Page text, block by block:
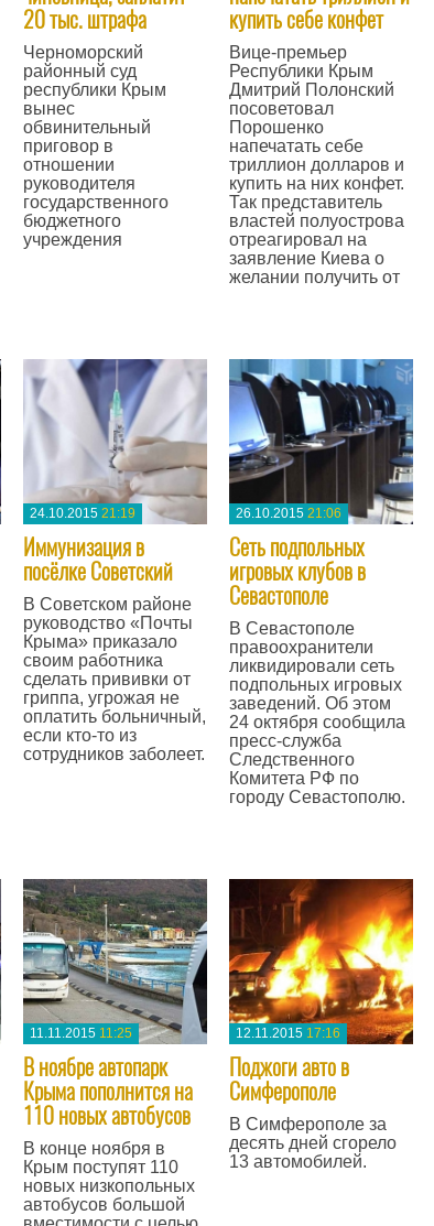
20 тыс. штрафа
Черноморский
районный суд
республики Крым
вынес
обвинительный
приговор в
отношении
руководителя
государственного
бюджетного
учреждения
купить себе конфет
Вице-премьер
Республики Крым
Дмитрий Полонский
посоветовал
Порошенко
напечатать себе
триллион долларов и
купить на них конфет.
Так представитель
властей полуострова
отреагировал на
заявление Киева о
желании получить от
24.10.2015 21:19
Иммунизация в
посёлке Советский
В Советском районе
руководство «Почты
Крыма» приказало
своим работника
сделать прививки от
гриппа, угрожая не
оплатить больничный,
если кто-то из
сотрудников заболеет.
26.10.2015 21:06
Сеть подпольных
игровых клубов в
Севастополе
В Севастополе
правоохранители
ликвидировали сеть
подпольных игровых
заведений. Об этом
24 октября сообщила
пресс-служба
Следственного
Комитета РФ по
городу Севастополю.
11.11.2015 11:25
В ноябре автопарк
Крыма пополнится на
110 новых автобусов
В конце ноября в
Крым поступят 110
новых низкопольных
автобусов большой
12.11.2015 17:16
Поджоги авто в
Симферополе
В Симферополе за
десять дней сгорело
13 автомобилей.